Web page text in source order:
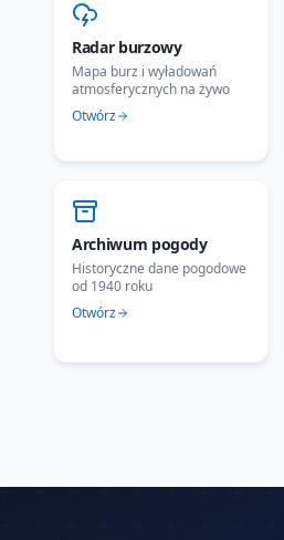
Radar burzowy
Mapa burz i wyładowań
atmosferycznych na żywo
Otwórz
Archiwum pogody
Historyczne dane pogodowe
od 1940 roku
Otwórz